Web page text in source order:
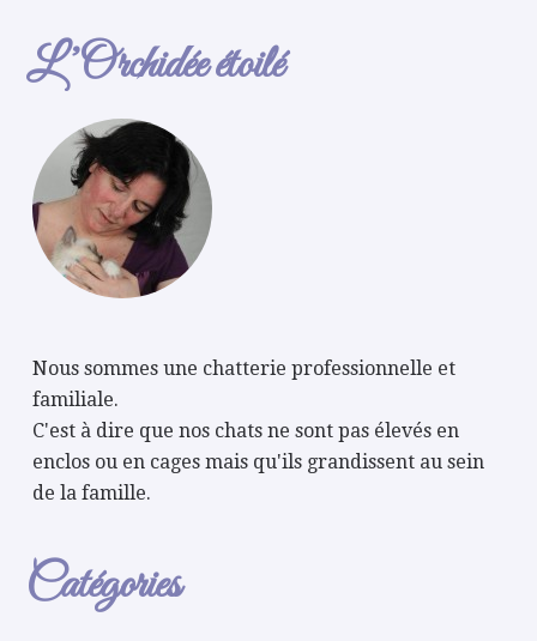
L’Orchidée étoilé
Nous sommes une chatterie professionnelle et
familiale.
C'est à dire que nos chats ne sont pas élevés en
enclos ou en cages mais qu'ils grandissent au sein
de la famille.
Catégories